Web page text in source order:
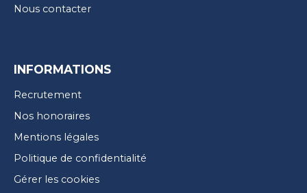
Nous contacter
INFORMATIONS
Recrutement
Nos honoraires
Mentions légales
Politique de confidentialité
Gérer les cookies